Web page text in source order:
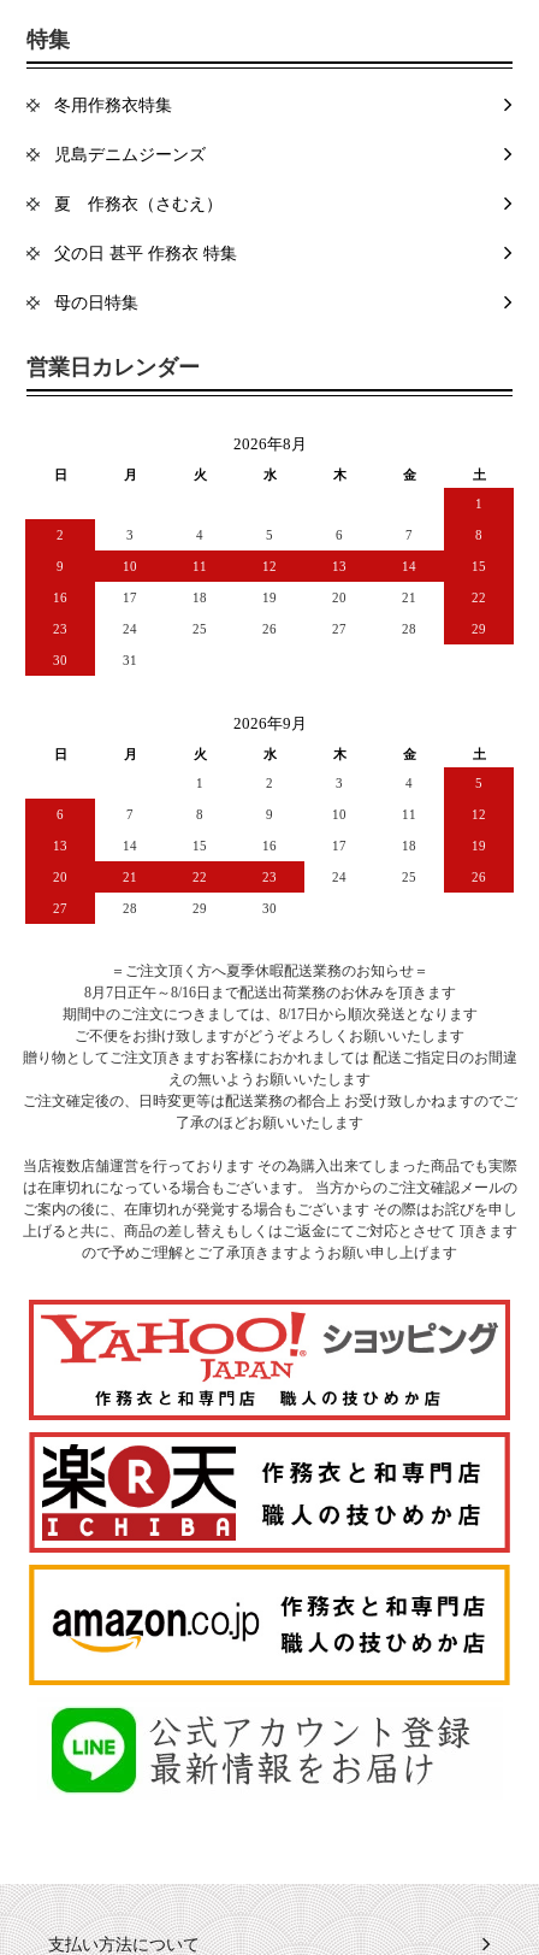
特集
冬用作務衣特集
児島デニムジーンズ
夏 作務衣（さむえ）
父の日 甚平 作務衣 特集
母の日特集
営業日カレンダー
2026年8月
日 月 火 水 木 金
土
1
2 3 4 5 6 7 8
9 10 11 12 13 14 15
16 17 18 19 20 21 22
23 24 25 26 27 28 29
30 31
2026年9月
日 月 火 水 木 金
土
1
2 3 4 5
6 7 8 9 10 11 12
13 14 15 16 17 18 19
20 21 22 23 24 25 26
27 28 29 30
＝ご注文頂く方へ夏季休暇配送業務のお知らせ＝
8月7日正午～8/16日まで配送出荷業務のお休みを頂きます
期間中のご注文につきましては、8/17日から順次発送となります
ご不便をお掛け致しますがどうぞよろしくお願いいたします
贈り物としてご注文頂きますお客様におかれましては 配送ご指定日のお間違
えの無いようお願いいたします
ご注文確定後の、日時変更等は配送業務の都合上 お受け致しかねますのでご
了承のほどお願いいたします
当店複数店舗運営を行っております その為購入出来てしまった商品でも実際
は在庫切れになっている場合もございます。 当方からのご注文確認メールの
ご案内の後に、在庫切れが発覚する場合もございます その際はお詫びを申し
上げると共に、商品の差し替えもしくはご返金にてご対応とさせて 頂きます
ので予めご理解とご了承頂きますようお願い申し上げます
支払い方法について